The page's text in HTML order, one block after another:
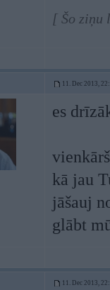
[ Šo ziņu
11. Dec 2013,
es
kā jau
jāšauj
glābt
11. Dec 2013,